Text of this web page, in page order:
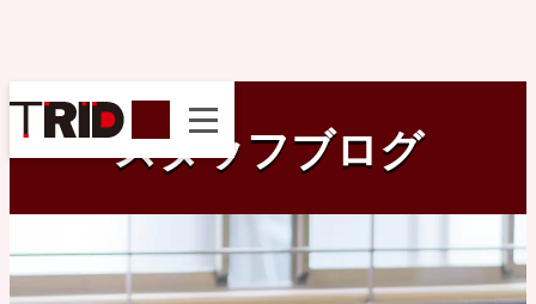
instagram
スタッフブログ